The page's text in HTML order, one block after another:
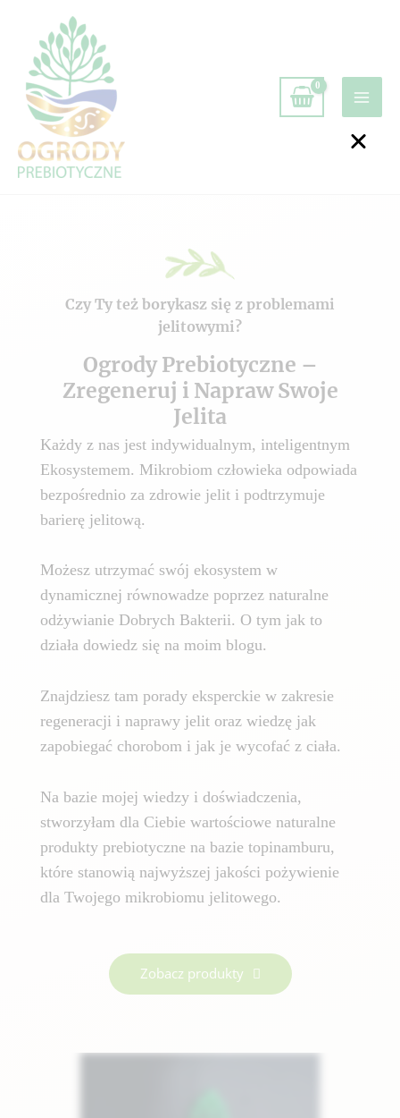
Czy Ty też borykasz się z problemami
jelitowymi?
Ogrody Prebiotyczne –
Zregeneruj i Napraw Swoje
Jelita
Każdy z nas jest indywidualnym, inteligentnym
Ekosystemem. Mikrobiom człowieka odpowiada
bezpośrednio za zdrowie jelit i podtrzymuje
barierę jelitową.
Możesz utrzymać swój ekosystem w
dynamicznej równowadze poprzez naturalne
odżywianie Dobrych Bakterii. O tym jak to
działa dowiedz się na moim blogu.
Znajdziesz tam porady eksperckie w zakresie
regeneracji i naprawy jelit oraz wiedzę jak
zapobiegać chorobom i jak je wycofać z ciała.
Na bazie mojej wiedzy i doświadczenia,
stworzyłam dla Ciebie wartościowe naturalne
produkty prebiotyczne na bazie topinamburu,
które stanowią najwyższej jakości pożywienie
dla Twojego mikrobiomu jelitowego.
Zobacz produkty